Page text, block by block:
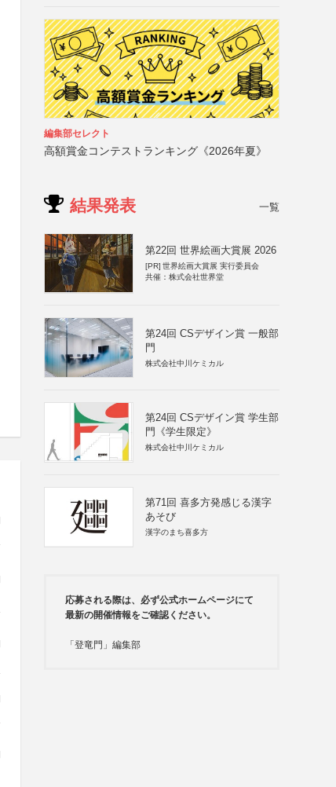
編集部セレクト
高額賞金コンテストランキング《2026年夏》
結果発表 一覧
第22回 世界絵画大賞展 2026
[PR] 世界絵画大賞展 実行委員会
共催：株式会社世界堂
第24回 CSデザイン賞 一般部
門
株式会社中川ケミカル
第24回 CSデザイン賞 学生部
門《学生限定》
株式会社中川ケミカル
第71回 喜多方発感じる漢字
あそび
漢字のまち喜多方
応募される際は、必ず公式ホームページにて
最新の開催情報をご確認ください。
「登竜門」編集部